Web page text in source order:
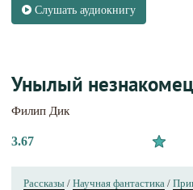
Слушать аудиокнигу
Унылый
Филип Дик
3.67
Рассказы / Научная фантастика /